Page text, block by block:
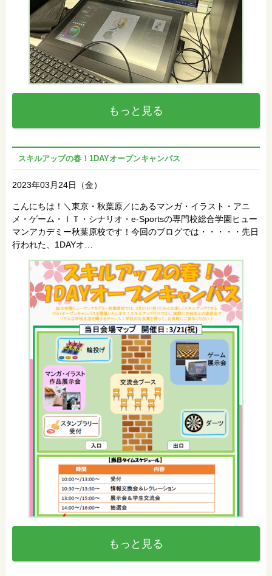
もっと見る
スキルアップの春！1DAYオープンキャンパス
2023年03月24日（金）
こんにちは！＼東京・秋葉原／にあるマンガ・イラスト・アニ
メ・ゲーム・ＩＴ・シナリオ・e-Sportsの専門校総合学園ヒュー
マンアカデミー秋葉原校です！今回のブログでは・・・・・先日
行われた、1DAYオ…
もっと見る